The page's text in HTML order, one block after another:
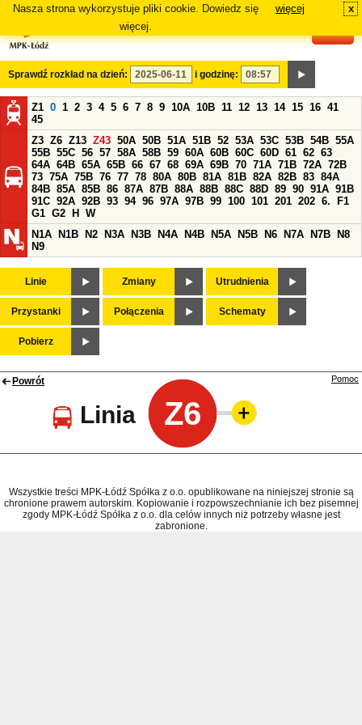
Nasza strona wykorzystuje pliki cookie. Dowiedz się
więcej.
więcej x
Sprawdź rozkład na dzień: i godzinę:
Z1 0 1 2 3 4 5 6 7 8 9 10A 10B 11 12 13 14 15 16 41
45
Z3 Z6 Z13 Z43 50A 50B 51A 51B 52 53A 53C 53B 54B 55A
55B 55C 56 57 58A 58B 59 60A 60B 60C 60D 61 62 63
64A 64B 65A 65B 66 67 68 69A 69B 70 71A 71B 72A 72B
73 75A 75B 76 77 78 80A 80B 81A 81B 82A 82B 83 84A
84B 85A 85B 86 87A 87B 88A 88B 88C 88D 89 90 91A 91B
91C 92A 92B 93 94 96 97A 97B 99 100 101 201 202 6.
F1
G1 G2 H
W
N1A
N1B N2 N3A N3B N4A N4B N5A N5B N6 N7A N7B
N8
N9
Linie Zmiany Utrudnienia
Przystanki Połączenia Schematy
Pobierz
Powrót
Linia Z6
Pomoc
Wszystkie treści MPK-Łódź Spółka z o.o. opublikowane na niniejszej stronie są
chronione prawem autorskim. Kopiowanie i rozpowszechnianie ich bez pisemnej
zgody MPK-Łódź Spółka z o.o. dla celów innych niż potrzeby własne jest
zabronione.